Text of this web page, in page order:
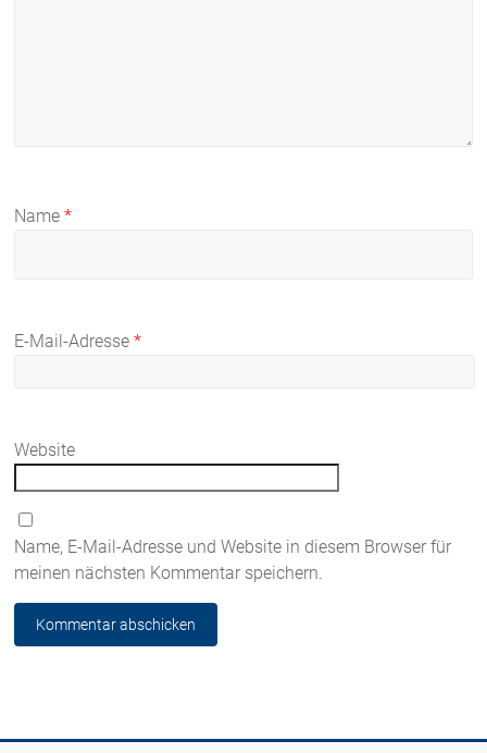
Name*
E-Mail-Adresse*
Website
Name, E-Mail-Adresse und Website in diesem Browser für
meinen nächsten Kommentar speichern.